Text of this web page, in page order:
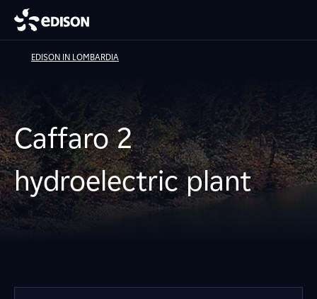
EDISON IN LOMBARDIA
Caffaro 2
hydroelectric plant